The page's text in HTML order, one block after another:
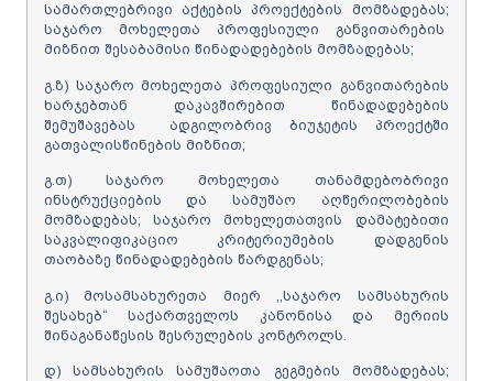
სამართლებრივი აქტების პროექტების მომზადებას;
საჯარო მოხელეთა პროფესიული განვითარების
მიზნით შესაბამისი წინადადებების მომზადებას;
გ.ზ) საჯარო მოხელეთა პროფესიული განვითარების
ხარჯებთან დაკავშირებით წინადადებების
შემუშავებას ადგილობრივ ბიუჯეტის პროექტში
გათვალისწინების მიზნით;
გ.თ) საჯარო მოხელეთა თანამდებობრივი
ინსტრუქციების და სამუშაო აღწერილობების
მომზადებას; საჯარო მოხელეთათვის დამატებითი
საკვალიფიკაციო კრიტერიუმების დადგენის
თაობაზე წინადადებების წარდგენას;
გ.ი) მოსამსახურეთა მიერ ,,საჯარო სამსახურის
შესახებ“ საქართველოს კანონისა და მერიის
შინაგანაწესის შესრულების კონტროლს.
დ) სამსახურის სამუშაოთა გეგმების მომზადებას;